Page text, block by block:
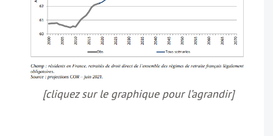
[cliquez sur le graphique pour l’agrandir]